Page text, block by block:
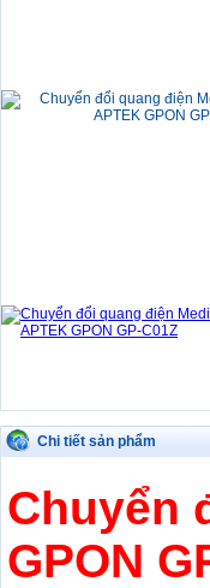
Chi tiết sản phẩm
Chuyển
GPON